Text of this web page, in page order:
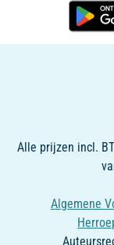
Alle prijzen incl.
Algemene